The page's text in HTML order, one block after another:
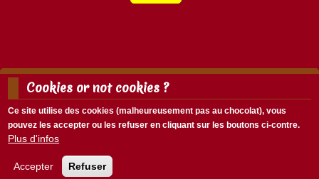
Menu
Pied
page
Mentions légales Nous écrire
Menu
compte
Se connecter
Cookies or not cookies ?
Ce site utilise des cookies (malheureusement pas au chocolat), vous
pouvez les accepter ou les refuser en cliquant sur les boutons ci-contre.
Plus d'infos
Accepter Refuser